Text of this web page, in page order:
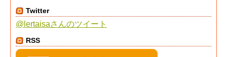
Twitter
@lertaisaさんのツイート
RSS